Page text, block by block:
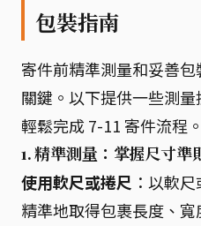
包裝指南
寄件前精準測量和妥善
關鍵。以下提供一些測
輕鬆完成 7-11 寄件流程。
1. 精準測量：掌握尺寸準
使用軟尺或捲尺 ：以軟
精準地取得包裹長度、寬